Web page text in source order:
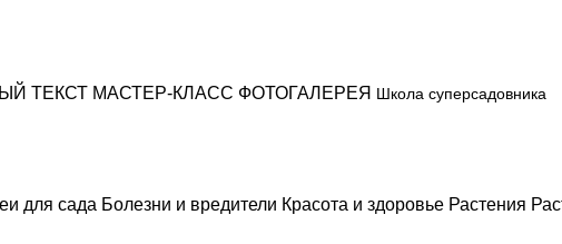
ТЕКСТ МАСТЕР-КЛАСС ФОТОГАЛЕРЕЯ Школа суперсадовника
для сада Болезни и вредители Красота и здоровье Растения